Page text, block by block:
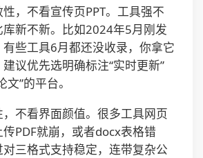
，不看宣传页PPT。工具强不
新不新。比如2024年5月刚发
些工具6月都还没收录，你拿它
议优先选明确标注“实时更新”
”的平台。
不看界面颜值。很多工具网页
PDF就崩，或者docx表格错
三格式支持稳定，连带复杂公